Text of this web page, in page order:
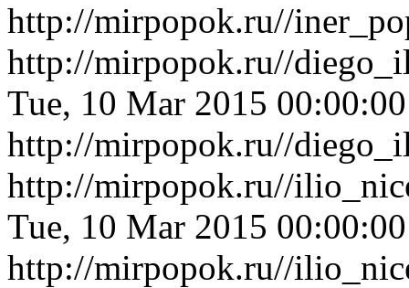
http://mirpopok.ru//
http://mirpopok.ru//
Tue, 10 Mar 2015
http://mirpopok.ru//
http://mirpopok.ru//
Tue, 10 Mar 2015
http://mirpopok.ru//